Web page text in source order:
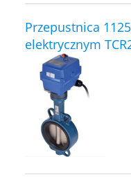
Przepustnica
elektrycznym